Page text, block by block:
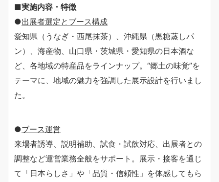
■実施内容・特徴
●出展者選定とブース構成
愛知県（うなぎ・西尾抹茶）、沖縄県（黒糖蒸しパ
ン）、海産物、山口県・茨城県・愛知県の日本酒な
ど、各地域の特産品をラインナップ。“郷土の味覚”を
テーマに、地域の魅力を強調した展示設計を行いまし
た。
●ブース運営
来場者誘導、説明補助、試食・試飲対応、出展者との
調整など運営業務全般をサポート。展示・接客を通じ
て「日本らしさ」や「品質・信頼性」を体感してもら